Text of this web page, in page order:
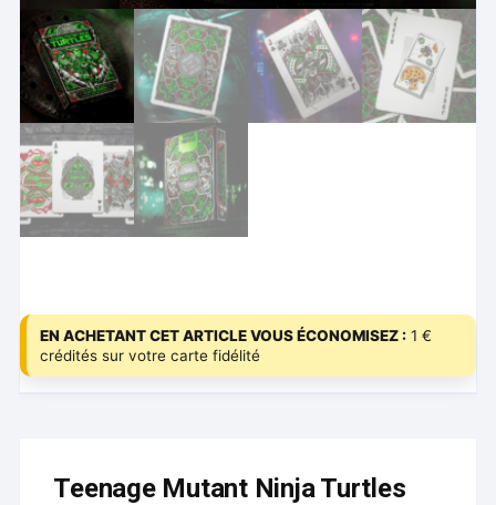
EN ACHETANT CET ARTICLE VOUS ÉCONOMISEZ : 1 €
crédités sur votre carte fidélité
Teenage Mutant Ninja Turtles